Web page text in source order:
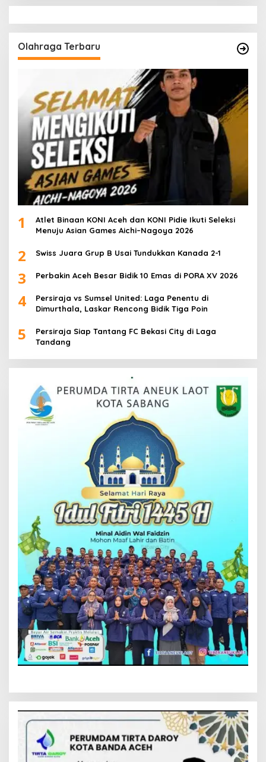
Olahraga Terbaru
1
Atlet Binaan KONI Aceh dan KONI Pidie Ikuti Seleksi
Menuju Asian Games Aichi–Nagoya 2026
2 Swiss Juara Grup B Usai Tundukkan Kanada 2-1
3 Perbakin Aceh Besar Bidik 10 Emas di PORA XV 2026
4
Persiraja vs Sumsel United: Laga Penentu di
Dimurthala, Laskar Rencong Bidik Tiga Poin
5
Persiraja Siap Tantang FC Bekasi City di Laga
Tandang